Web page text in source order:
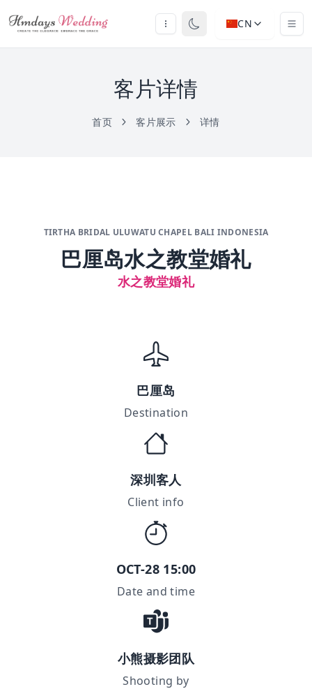
CN
客片详情
首页 客片展示 详情
TIRTHA BRIDAL ULUWATU CHAPEL BALI INDONESIA
巴厘岛水之教堂婚礼
水之教堂婚礼
巴厘岛
Destination
深圳客人
Client info
OCT-28 15:00
Date and time
小熊摄影团队
Shooting by